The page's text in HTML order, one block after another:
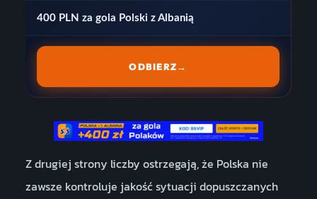
400 PLN za gola Polski z Albanią
ODBIERZ→
Z drugiej strony liczby ostrzegają, że Polska nie
zawsze kontroluje jakość sytuacji dopuszczanych